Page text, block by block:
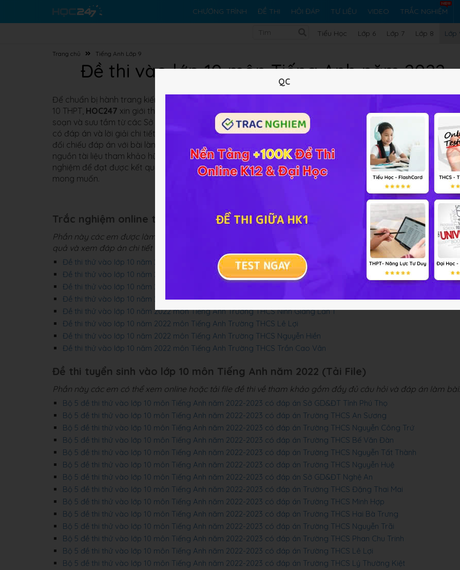
CHƯƠNG TRÌNH ĐỀ THI HỎI ĐÁP TƯ LIỆU VIDEO TRẮC NGHIỆM
Tiểu Học Lớp 6 Lớp 7 Lớp 8 Lớp
Trang chủ Tiếng Anh Lớp 9
Đề thi vào lớp 10 môn Tiếng Anh năm 2022
Để chuẩn bị hành trang kiến thức, kỹ năng thật tốt môn Tiềng Anh lớp 9 trước khi bước vào Kỳ thi tuyển sinh
10 THPT, HOC247 xin giới thiệu đến các em bộ tài liệuĐề thi Tuyển sinh vào lớp 10 môn Tiếng Anhđược biên
soạn và sưu tầm từ các Sở GD, các trường THCS trên cả nước qua các năm. Bộ đề thi bao gồm các file đề
có đáp án và lời giải chi tiết, đặc biệt các em sẽ được thực hành làm bài thi trực tuyến với thời gian quy định
đối chiếu đáp án với bài làm của mình, đánh giá được đúng năng lực của bản thân.
HOC247hi vọng đây sẽ
nguồn tài liệu tham khảo hữu ích cho các em củng cố, hệ thống lại kiến thức, rèn luyện kỹ năng làm bài thi
nghiệm để đạt được kết quả tốt nhất trong kỳ thi tuyển sinh sắp tới, trúng tuyển vào các trường THPT như
mong muốn.
Trắc nghiệm online thi tuyển sinh vào lớp 10 môn Tiếng Anh năm 2022 (Thi
Phần này các em được làm trắc nghiệm online trong vòng 90 phút để kiểm tra năng lực và sau đó đối chiếu
quả và xem đáp án chi tiết từng câu hỏi.
Đề thi thử vào lớp 10 năm 2022 môn Tiếng Anh Trường THCS Quỳnh Lưu Lần 3
Đề thi thử vào lớp 10 năm 2022 môn Tiếng Anh Trường THCS Cao Bá Quát
Đề thi thử vào lớp 10 năm 2022 môn Tiếng Anh Trường THCS Lương Thế Vinh Lần 2
Đề thi thử vào lớp 10 năm 2022 môn Tiếng Anh Trường THCS Lương Thế Vinh Lần 1
Đề thi thử vào lớp 10 năm 2022 môn Tiếng Anh Trường THCS Ninh Giang Lần 1
Đề thi thử vào lớp 10 năm 2022 môn Tiếng Anh Trường THCS Lê Lợi
Đề thi thử vào lớp 10 năm 2022 môn Tiếng Anh Trường THCS Nguyễn Hiền
Đề thi thử vào lớp 10 năm 2022 môn Tiếng Anh Trường THCS Trần Cao Vân
Đề thi tuyển sinh vào lớp 10 môn Tiếng Anh năm 2022 (Tải File)
Phần này các em có thể xem online hoặc tải file đề thi về tham khảo gồm đầy đủ câu hỏi và đáp án làm bài.
Bộ 5 đề thi thử vào lớp 10 môn Tiếng Anh năm 2022-2023 có đáp án Sở GD&ĐT Tỉnh Phú Thọ
Bộ 5 đề thi thử vào lớp 10 môn Tiếng Anh năm 2022-2023 có đáp án Trường THCS An Sương
Bộ 5 đề thi thử vào lớp 10 môn Tiếng Anh năm 2022-2023 có đáp án Trường THCS Nguyễn Công Trứ
Bộ 5 đề thi thử vào lớp 10 môn Tiếng Anh năm 2022-2023 có đáp án Trường THCS Bế Văn Đàn
Bộ 5 đề thi thử vào lớp 10 môn Tiếng Anh năm 2022-2023 có đáp án Trường THCS Nguyễn Tất Thành
Bộ 5 đề thi thử vào lớp 10 môn Tiếng Anh năm 2022-2023 có đáp án Trường THCS Nguyễn Huệ
Bộ 5 đề thi thử vào lớp 10 môn Tiếng Anh năm 2022-2023 có đáp án Sở GD&ĐT Nghệ An
Bộ 5 đề thi thử vào lớp 10 môn Tiếng Anh năm 2022-2023 có đáp án Trường THCS Đặng Thai Mai
Bộ 5 đề thi thử vào lớp 10 môn Tiếng Anh năm 2022-2023 có đáp án Trường THCS Minh Hợp
Bộ 5 đề thi thử vào lớp 10 môn Tiếng Anh năm 2022-2023 có đáp án Trường THCS Hai Bà Trưng
Bộ 5 đề thi thử vào lớp 10 môn Tiếng Anh năm 2022-2023 có đáp án Trường THCS Nguyễn Trãi
Bộ 5 đề thi thử vào lớp 10 môn Tiếng Anh năm 2022-2023 có đáp án Trường THCS Phan Chu Trinh
Bộ 5 đề thi thử vào lớp 10 môn Tiếng Anh năm 2022-2023 có đáp án Trường THCS Lê Lợi
Bộ 5 đề thi thử vào lớp 10 môn Tiếng Anh năm 2022-2023 có đáp án Trường THCS Lý Thường Kiệt
QC